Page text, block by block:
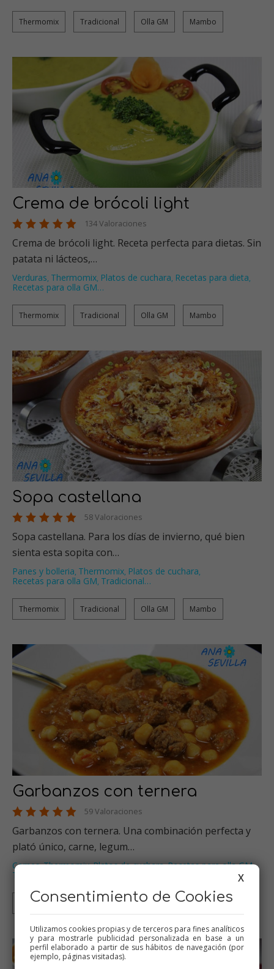
Thermomix Tradicional Olla GM Mambo
Crema de brócoli light
134 Valoraciones
Crema de brócoli light. Receta perfecta para dietas. Sin
patata ni lácteos,…
Verduras, Thermomix, Platos de cuchara, Recetas para dieta,
Recetas para olla GM…
Thermomix Tradicional Olla GM Mambo
Sopa castellana
58 Valoraciones
Sopa castellana. Para los días de invierno, qué bien
sienta esta sopita con…
Panes y bolleria, Thermomix, Platos de cuchara,
Recetas para olla GM, Tradicional…
Thermomix Tradicional Olla GM Mambo
Garbanzos con ternera
59 Valoraciones
Garbanzos con ternera. Una combinación perfecta y
plató único, carne, legum…
Carnes,Thermomix,Platos de cuchara,Recetas para olla GM,
Tradicional
Thermomix Tradicional Olla GM Mambo
X
Consentimiento de Cookies
Utilizamos cookies propias y de terceros para fines analíticos
y para mostrarle publicidad personalizada en base a un
perfil elaborado a partir de sus hábitos de navegación (por
ejemplo, páginas visitadas).